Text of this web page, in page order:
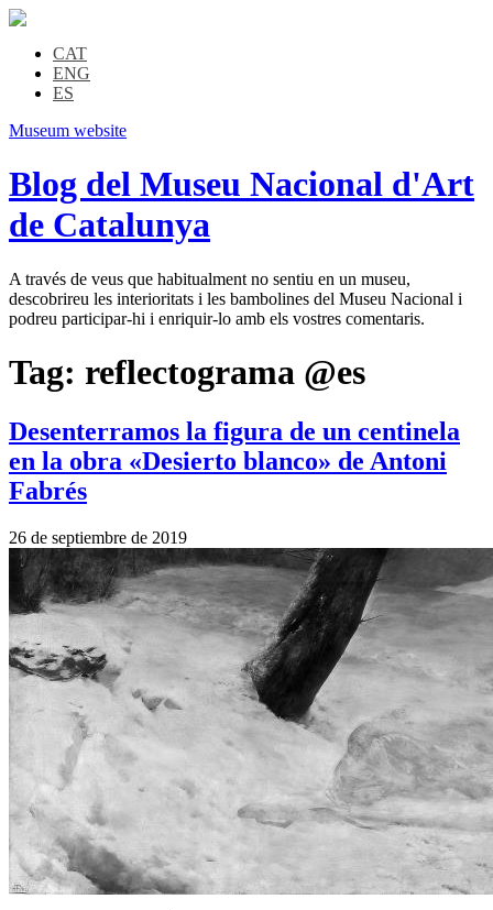
CAT
ENG
ES
Museum website
Blog del Museu Nacional d'Art
de Catalunya
A través de veus que habitualment no sentiu en un museu,
descobrireu les interioritats i les bambolines del Museu Nacional i
podreu participar-hi i enriquir-lo amb els vostres comentaris.
Tag: reflectograma @es
Desenterramos la figura de un centinela
en la obra «Desierto blanco» de Antoni
Fabrés
26 de septiembre de 2019